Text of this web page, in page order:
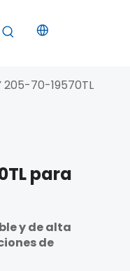
70-19570TL
para
y de alta
de